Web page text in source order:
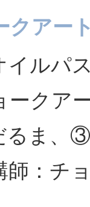
クアー
イルパ
ークア
ま、③
師：チ